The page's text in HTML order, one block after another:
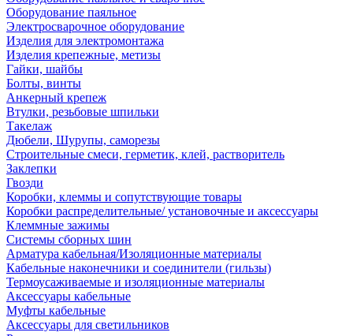
Оборудование паяльное
Электросварочное оборудование
Изделия для электромонтажа
Изделия крепежные, метизы
Гайки, шайбы
Болты, винты
Анкерный крепеж
Втулки, резьбовые шпильки
Такелаж
Дюбели, Шурупы, саморезы
Строительные смеси, герметик, клей, растворитель
Заклепки
Гвозди
Коробки, клеммы и сопутствующие товары
Коробки распределительные/ установочные и аксессуары
Клеммные зажимы
Системы сборных шин
Арматура кабельная/Изоляционные материалы
Кабельные наконечники и соединители (гильзы)
Термоусаживаемые и изоляционные материалы
Аксессуары кабельные
Муфты кабельные
Аксессуары для светильников